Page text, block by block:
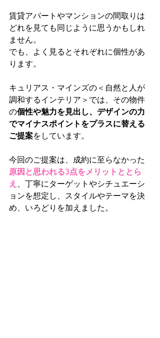
賃貸アパートやマンションの間取りは
どれを見ても同じように思うかもしれ
ません。
でも、よく見るとそれぞれに個性があ
ります。
キュリアス・マインズの＜自然と人が
調和するインテリア＞では、その物件
の個性や魅力を見出し、デザインの力
でマイナスポイントをプラスに替える
ご提案をしています。
今回のご提案は、成約に至らなかった
原因と思われる3点をメリットととら
え、丁寧にターゲットやシチュエーシ
ョンを想定し、スタイルやテーマを決
め、いろどりを加えました。